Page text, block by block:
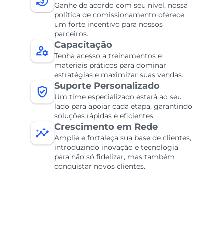
Ganhe de acordo com seu nível, nossa
política de comissionamento oferece
um forte incentivo para nossos
parceiros.
Capacitação
Tenha acesso a treinamentos e
materiais práticos para dominar
estratégias e maximizar suas vendas.
Suporte Personalizado
Um time especializado estará ao seu
lado para apoiar cada etapa, garantindo
soluções rápidas e eficientes.
Crescimento em Rede
Amplie e fortaleça sua base de clientes,
introduzindo inovação e tecnologia
para não só fidelizar, mas também
conquistar novos clientes.